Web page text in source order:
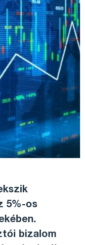
5%-os
bizalom